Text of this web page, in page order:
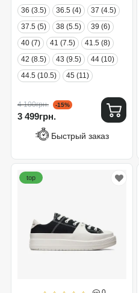
36 (3.5)
36.5 (4)
37 (4.5)
37.5 (5)
38 (5.5)
39 (6)
40 (7)
41 (7.5)
41.5 (8)
42 (8.5)
43 (9.5)
44 (10)
44.5 (10.5)
45 (11)
4 100грн. -15%
3 499грн.
Быстрый заказ
top